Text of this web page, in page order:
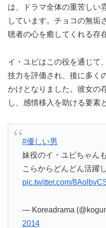
は、ドラマ全体の重苦しい
しています。チョコの無垢
聴者の心を癒してくれる存
イ・ユビはこの役を通じて
技力を評価され、後に多く
かけとなりました。彼女の
し、感情移入を助ける要素
#優しい男
妹役のイ・ユビちゃん
こらからどんどん活躍
pic.twitter.com/
— Koreadrama
2014